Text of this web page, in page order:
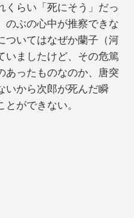
らい「死にそう」だっ
のぶの心中が推察できな
ついてはなぜか蘭子（河
いましたけど、その危篤
あったものなのか、唐突
いから次郎が死んだ瞬
ができない。